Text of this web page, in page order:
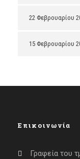
22 Φεβρουαρίου
15 Φεβρουαρίου
Επικοινωνία
Γραφεία του